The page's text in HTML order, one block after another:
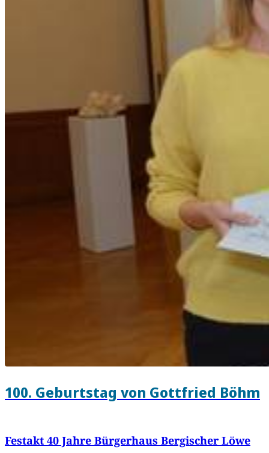
100. Geburtstag von Gottfried Böhm
Festakt 40 Jahre Bürgerhaus Bergischer Löwe